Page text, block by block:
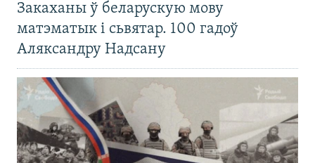
Закаханы ў беларускую мову
матэматык і сьвятар. 100 гадоў
Аляксандру Надсану